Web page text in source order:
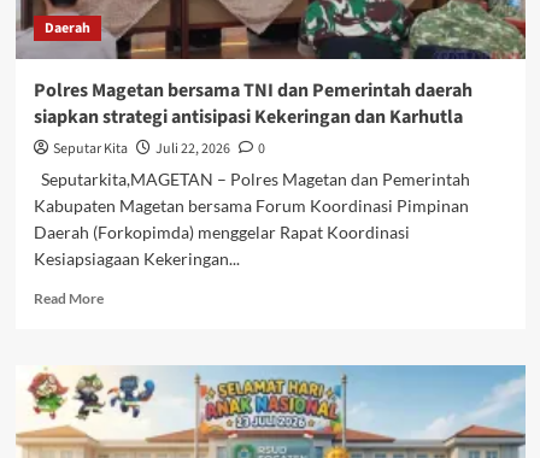
Daerah
Polres Magetan bersama TNI dan Pemerintah daerah
siapkan strategi antisipasi Kekeringan dan Karhutla
Seputar Kita Juli 22, 2026
0
Seputarkita,MAGETAN – Polres Magetan dan Pemerintah
Kabupaten Magetan bersama Forum Koordinasi Pimpinan
Daerah (Forkopimda) menggelar Rapat Koordinasi
Kesiapsiagaan Kekeringan...
Read MoreRead
Magetan
bersama